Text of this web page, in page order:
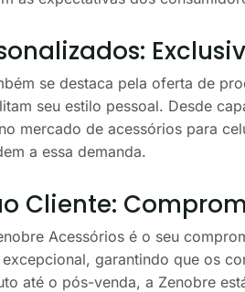
se destaca pela oferta de
seu estilo pessoal. Desde
mercado de acessórios para
a essa demanda.
Cliente:
Acessórios é o seu
garantindo que os
até o pós-venda, a Zenobre